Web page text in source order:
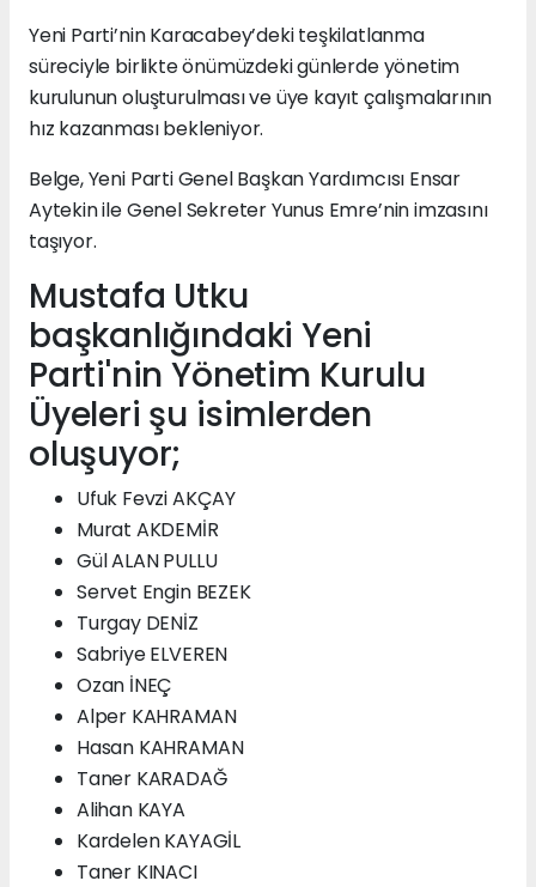
Yeni Parti’nin Karacabey’deki teşkilatlanma
süreciyle birlikte önümüzdeki günlerde yönetim
kurulunun oluşturulması ve üye kayıt çalışmalarının
hız kazanması bekleniyor.
Belge, Yeni Parti Genel Başkan Yardımcısı Ensar
Aytekin ile Genel Sekreter Yunus Emre’nin imzasını
taşıyor.
Mustafa Utku
başkanlığındaki Yeni
Parti'nin Yönetim Kurulu
Üyeleri şu isimlerden
oluşuyor;
Ufuk Fevzi AKÇAY
Murat AKDEMİR
Gül ALAN PULLU
Servet Engin BEZEK
Turgay DENİZ
Sabriye ELVEREN
Ozan İNEÇ
Alper KAHRAMAN
Hasan KAHRAMAN
Taner KARADAĞ
Alihan KAYA
Kardelen KAYAGİL
Taner KINACI